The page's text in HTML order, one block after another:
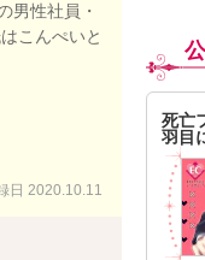
男性社員・
こんぺいと
日 2020.10.11
死亡
羽目